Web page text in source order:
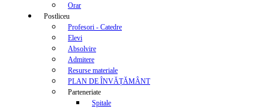
Orar
Postliceu
Profesori - Catedre
Elevi
Absolvire
Admitere
Resurse materiale
PLAN DE ÎNVĂȚĂMÂNT
Parteneriate
Spitale